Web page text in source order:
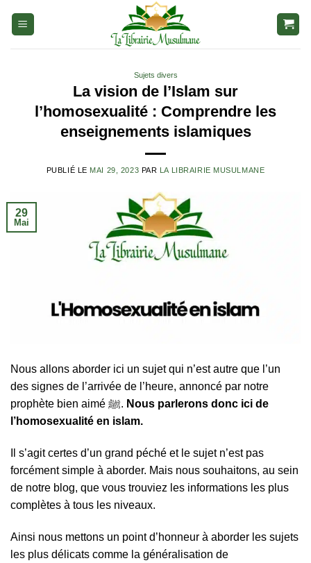
Sujets divers
La vision de l’Islam sur
l’homosexualité : Comprendre les
enseignements islamiques
PUBLIÉ LE MAI 29, 2023 PAR LA LIBRAIRIE MUSULMANE
29
Mai
Nous allons aborder ici un sujet qui n’est autre que l’un
des signes de l’arrivée de l’heure, annoncé par notre
prophète bien aimé ﷺ. Nous parlerons donc ici de
l’homosexualité en islam.
Il s’agit certes d’un grand péché et le sujet n’est pas
forcément simple à aborder. Mais nous souhaitons, au sein
de notre blog, que vous trouviez les informations les plus
complètes à tous les niveaux.
Ainsi nous mettons un point d’honneur à aborder les sujets
les plus délicats comme la généralisation de